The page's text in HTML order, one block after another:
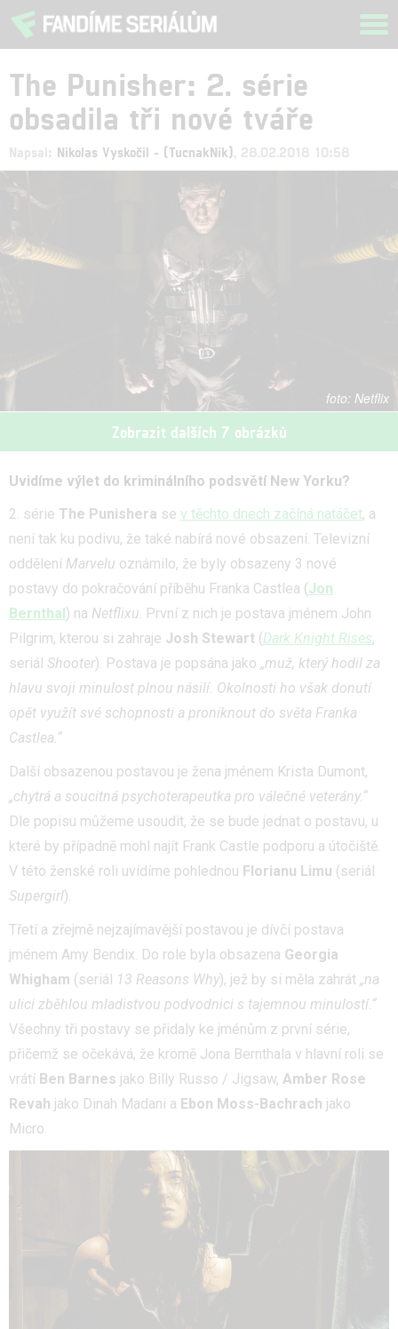
The Punisher: 2. série
obsadila tři nové tváře
Napsal: Nikolas Vyskočil - (TucnakNik) , 28.02.2018 10:58
Netflix
Zobrazit dalších 7 obrázků
Uvidíme výlet do kriminálního podsvětí New Yorku?
2. série The Punishera se v těchto dnech začíná natáčet, a
není tak ku podivu, že také nabírá nové obsazení. Televizní
oddělení Marvelu oznámilo, že byly obsazeny 3 nové
postavy do pokračování příběhu Franka Castlea (Jon
Bernthal ) na Netflixu. První z nich je postava jménem John
Pilgrim, kterou si zahraje Josh Stewart (Dark Knight Rises,
seriál Shooter). Postava je popsána jako „muž, který hodil za
hlavu svoji minulost plnou násilí. Okolnosti ho však donutí
opět využít své schopnosti a proniknout do světa Franka
Castlea.“
Další obsazenou postavou je žena jménem Krista Dumont,
„chytrá a soucitná psychoterapeutka pro válečné veterány.“
Dle popisu můžeme usoudit, že se bude jednat o postavu, u
které by případně mohl najít Frank Castle podporu a útočiště.
V této ženské roli uvidíme pohlednou Florianu Limu (seriál
Supergirl).
Třetí a zřejmě nejzajímavější postavou je dívčí postava
jménem Amy Bendix. Do role byla obsazena Georgia
Whigham (seriál 13 Reasons Why), jež by si měla zahrát „na
ulici zběhlou mladistvou podvodnici s tajemnou minulostí.“
Všechny tři postavy se přidaly ke jménům z první série,
přičemž se očekává, že kromě Jona Bernthala v hlavní roli se
vrátí Ben Barnes jako Billy Russo / Jigsaw, Amber Rose
Revah jako Dinah Madani a Ebon Moss-Bachrach jako
Micro.